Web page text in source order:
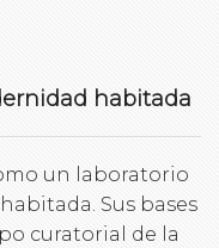
habitada
un laboratorio
Sus bases
curatorial de la